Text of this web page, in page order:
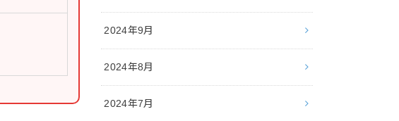
2024年9月
2024年8月
2024年7月